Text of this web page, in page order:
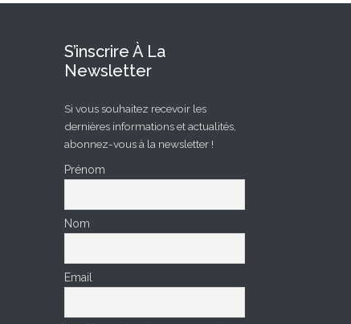
S’inscrire À La
Newsletter
Si vous souhaitez recevoir les
dernières informations et actualités,
abonnez-vous à la newsletter !
Prénom
Nom
Email